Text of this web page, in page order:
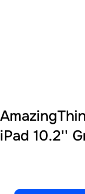
iPad 10.2''